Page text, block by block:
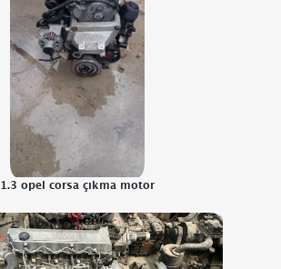
1.3 opel corsa çıkma motor